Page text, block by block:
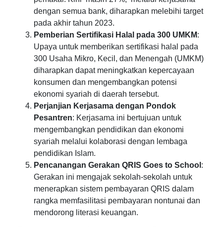
dengan semua bank, diharapkan melebihi target
pada akhir tahun 2023.
Pemberian Sertifikasi Halal pada 300 UMKM:
Upaya untuk memberikan sertifikasi halal pada
300 Usaha Mikro, Kecil, dan Menengah (UMKM)
diharapkan dapat meningkatkan kepercayaan
konsumen dan mengembangkan potensi
ekonomi syariah di daerah tersebut.
Perjanjian Kerjasama dengan Pondok
Pesantren: Kerjasama ini bertujuan untuk
mengembangkan pendidikan dan ekonomi
syariah melalui kolaborasi dengan lembaga
pendidikan Islam.
Pencanangan Gerakan QRIS Goes to School :
Gerakan ini mengajak sekolah-sekolah untuk
menerapkan sistem pembayaran QRIS dalam
rangka memfasilitasi pembayaran nontunai dan
mendorong literasi keuangan.